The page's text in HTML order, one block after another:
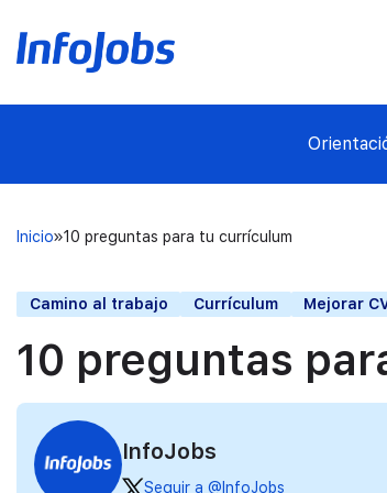
Inicio 10 preguntas para tu currículum
Camino al trabajo Currículum Mejorar
10 preguntas
InfoJobs
Seguir a @InfoJobs